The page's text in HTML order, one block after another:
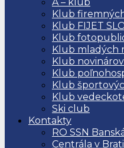
Klub
Klub FIJET
Klub
Klub mladých
Klub
Klub
Klub
Klub
Ski club
Kontakty
RO SSN
Centrála v